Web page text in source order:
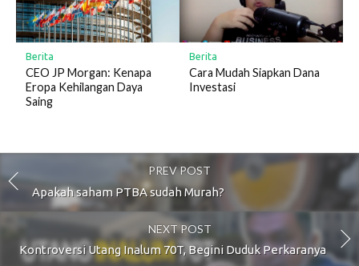
Berita
CEO JP Morgan: Kenapa
Eropa Kehilangan Daya
Saing
Berita
Cara Mudah Siapkan Dana
Investasi
PREV POST
Apakah saham PTBA sudah Murah?
NEXT POST
Kontroversi Utang Inalum 70T, Begini Duduk Perkaranya